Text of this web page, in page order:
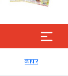
व्‍यापार